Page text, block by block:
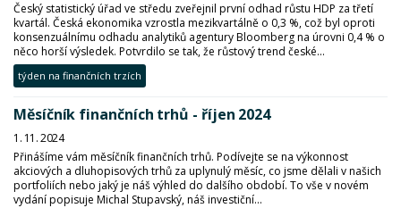
Český statistický úřad ve středu zveřejnil první odhad růstu HDP za třetí
kvartál. Česká ekonomika vzrostla mezikvartálně o 0,3 %, což byl oproti
konsenzuálnímu odhadu analytiků agentury Bloomberg na úrovni 0,4 % o
něco horší výsledek. Potvrdilo se tak, že růstový trend české...
týden na finančních trzích
Měsíčník finančních trhů - říjen 2024
1. 11. 2024
Přinášíme vám měsíčník finančních trhů. Podívejte se na výkonnost
akciových a dluhopisových trhů za uplynulý měsíc, co jsme dělali v našich
portfoliích nebo jaký je náš výhled do dalšího období. To vše v novém
vydání popisuje Michal Stupavský, náš investiční...